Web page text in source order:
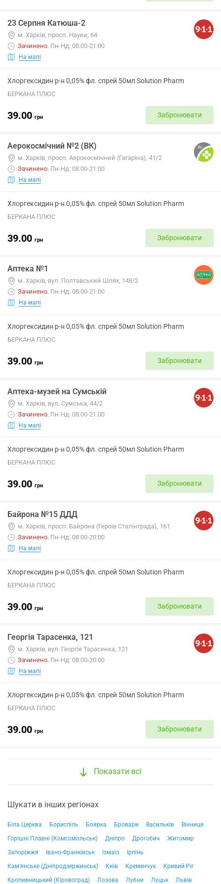
23 Серпня Катюша-2
м. Харків, просп. Науки, 64
Зачинено. Пн-Нд: 08:00-21:00
На мапі
Хлоргексидин р-н 0,05% фл. спрей 50мл Solution Pharm
БЕРКАНА ПЛЮС
39.00 грн Забронювати
Аерокосмічний №2 (ВК)
м. Харків, просп. Аерокосмічний (Гагаріна), 41/2
Зачинено. Пн-Нд: 08:00-21:00
На мапі
Хлоргексидин р-н 0,05% фл. спрей 50мл Solution Pharm
БЕРКАНА ПЛЮС
39.00 грн Забронювати
Аптека №1
м. Харків, вул. Полтавський Шлях, 148/2
Зачинено. Пн-Нд: 08:00-21:00
На мапі
Хлоргексидин р-н 0,05% фл. спрей 50мл Solution Pharm
БЕРКАНА ПЛЮС
39.00 грн Забронювати
Аптека-музей на Сумській
м. Харків, вул. Сумська, 44/2
Зачинено. Пн-Нд: 08:00-21:00
На мапі
Хлоргексидин р-н 0,05% фл. спрей 50мл Solution Pharm
БЕРКАНА ПЛЮС
39.00 грн Забронювати
Байрона №15 ДДД
м. Харків, просп. Байрона (Героїв Сталінграда), 161
Зачинено. Пн-Нд: 08:00-20:00
На мапі
Хлоргексидин р-н 0,05% фл. спрей 50мл Solution Pharm
БЕРКАНА ПЛЮС
39.00 грн Забронювати
Георгія Тарасенка, 121
м. Харків, вул. Георгія Тарасенка, 121
Зачинено. Пн-Нд: 08:00-20:00
На мапі
Хлоргексидин р-н 0,05% фл. спрей 50мл Solution Pharm
БЕРКАНА ПЛЮС
39.00 грн Забронювати
Показати всі
Шукати в інших регіонах
Біла Церква Бориспіль Боярка Бровари Васильків
Вінниця
Горішні Плавні (Комсомольськ)
Дніпро Дрогобич
Житомир
Запоріжжя
Івано-Франківськ Ізмаїл
Ірпінь
Кам'янське (Дніпродзержинськ)
Київ Кременчук
Кривий Ріг
Кропивницький (Кіровоград)
Лозова Лубни Луцьк
Львів